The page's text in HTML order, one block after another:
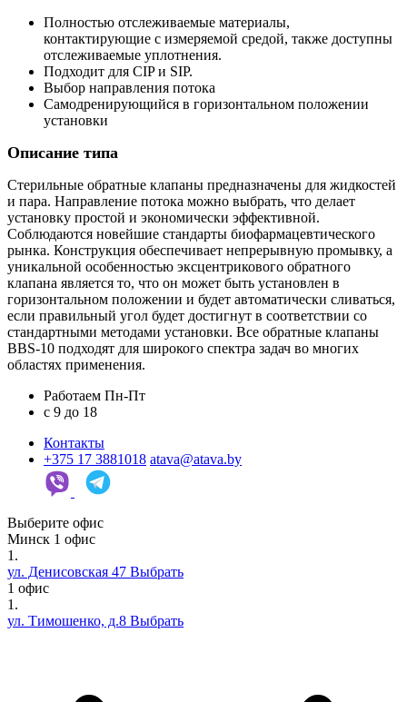
Полностью отслеживаемые материалы,
контактирующие с измеряемой средой, также доступны
отслеживаемые уплотнения.
Подходит для CIP и SIP.
Выбор направления потока
Самодренирующийся в горизонтальном положении
установки
Описание типа
Стерильные обратные клапаны предназначены для жидкостей
и пара. Направление потока можно выбрать, что делает
установку простой и экономически эффективной.
Соблюдаются новейшие стандарты биофармацевтического
рынка. Конструкция обеспечивает непрерывную промывку, а
уникальной особенностью эксцентрикового обратного
клапана является то, что он может быть установлен в
горизонтальном положении и будет автоматически сливаться,
если правильный угол будет достигнут в соответствии со
стандартными методами установки. Все обратные клапаны
BBS-10 подходят для широкого спектра задач во многих
областях применения.
Работаем Пн-Пт
c 9 до 18
Контакты
+375 17 3881018 atava@atava.by
Выберите офис
Минск 1 офис
1.
ул. Денисовская 47 Выбрать
1 офис
1.
ул. Тимошенко, д.8 Выбрать